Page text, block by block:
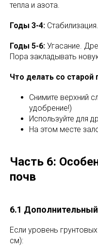
тепла и азота.
Годы 3-4:
Годы 5-6: Угасание.
Пора закладывать
Что делать со старой
Снимите верхний
удобрение!)
Используйте для
На этом месте
Часть 6:
почв
6.1
Если уровень
см):